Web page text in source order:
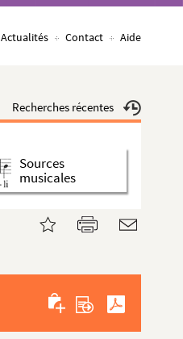
Actualités Contact Aide
Recherches récentes
Sources
musicales